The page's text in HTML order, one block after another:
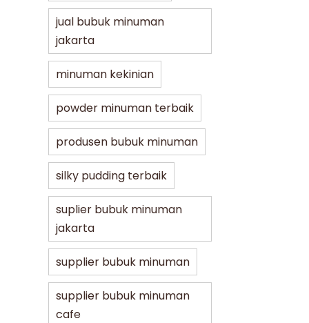
jual bubuk minuman
jakarta
minuman kekinian
powder minuman terbaik
produsen bubuk minuman
silky pudding terbaik
suplier bubuk minuman
jakarta
supplier bubuk minuman
supplier bubuk minuman
cafe